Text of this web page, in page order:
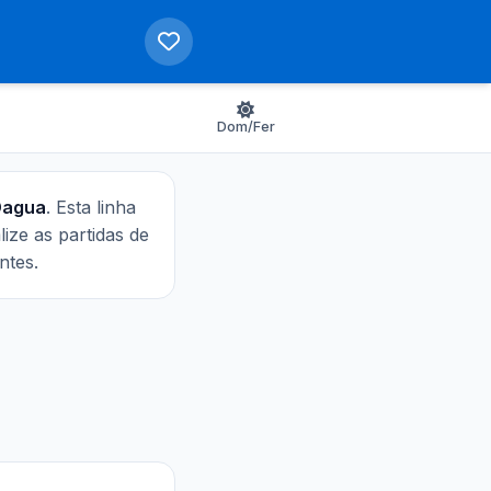
Dom/Fer
. Esta linha
as partidas de